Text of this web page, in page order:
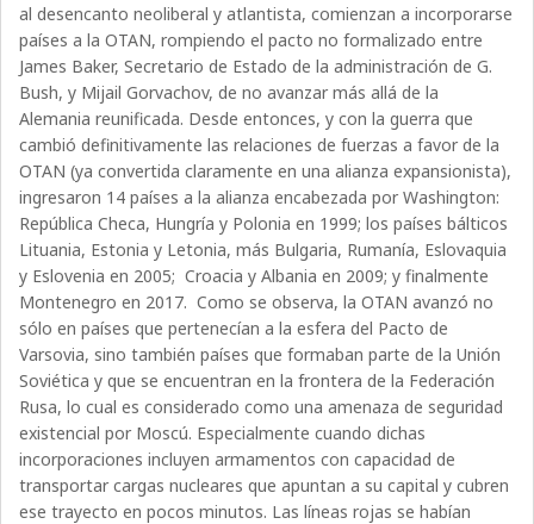
al desencanto neoliberal y atlantista, comienzan a incorporarse
países a la OTAN, rompiendo el pacto no formalizado entre
James Baker, Secretario de Estado de la administración de G.
Bush, y Mijail Gorvachov, de no avanzar más allá de la
Alemania reunificada. Desde entonces, y con la guerra que
cambió definitivamente las relaciones de fuerzas a favor de la
OTAN (ya convertida claramente en una alianza expansionista),
ingresaron 14 países a la alianza encabezada por Washington:
República Checa, Hungría y Polonia en 1999; los países bálticos
Lituania, Estonia y Letonia, más Bulgaria, Rumanía, Eslovaquia
y Eslovenia en 2005; Croacia y Albania en 2009; y finalmente
Montenegro en 2017. Como se observa, la OTAN avanzó no
sólo en países que pertenecían a la esfera del Pacto de
Varsovia, sino también países que formaban parte de la Unión
Soviética y que se encuentran en la frontera de la Federación
Rusa, lo cual es considerado como una amenaza de seguridad
existencial por Moscú. Especialmente cuando dichas
incorporaciones incluyen armamentos con capacidad de
transportar cargas nucleares que apuntan a su capital y cubren
ese trayecto en pocos minutos. Las líneas rojas se habían